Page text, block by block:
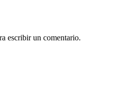
escribir un comentario.